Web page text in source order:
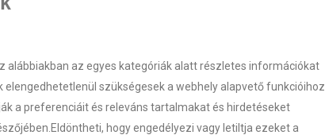
alábbiakban az egyes kategóriák alatt részletes információkat
szükségesek a webhely alapvető funkcióihoz.
a preferenciáit és releváns tartalmakat és hirdetéseket
hogy engedélyezi vagy letiltja ezeket a